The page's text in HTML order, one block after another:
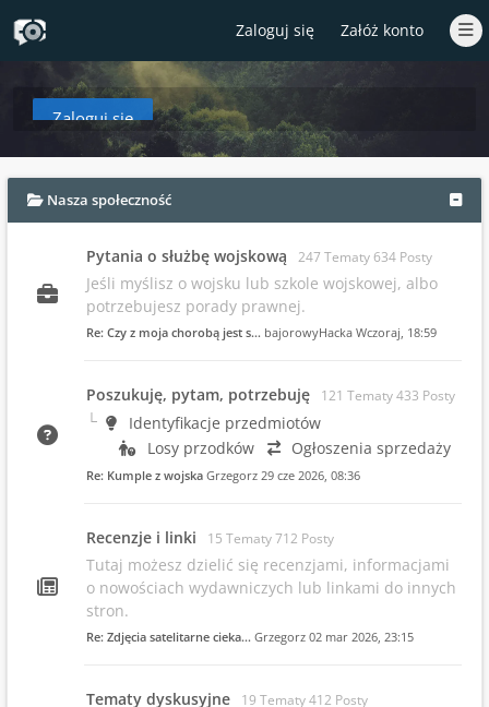
Zaloguj się Załóż konto
Zaloguj się
aby zobaczyć w tym miejscu podsumowanie najnowszych wpisów od
Nasza społeczność
Pytania o służbę wojskową 247 Tematy 634 Posty
Jeśli myślisz o wojsku lub szkole wojskowej, albo
potrzebujesz porady prawnej.
Re: Czy z moja chorobą jest s… bajorowyHacka Wczoraj, 18:59
Poszukuję, pytam, potrzebuję 121 Tematy 433 Posty
Identyfikacje przedmiotów
Losy przodków
Ogłoszenia sprzedaży
Re: Kumple z wojska Grzegorz 29 cze 2026, 08:36
Recenzje i linki 15 Tematy 712 Posty
Tutaj możesz dzielić się recenzjami, informacjami
o nowościach wydawniczych lub linkami do innych
stron.
Re: Zdjęcia satelitarne cieka… Grzegorz 02 mar 2026, 23:15
Tematy dyskusyjne 19 Tematy 412 Posty